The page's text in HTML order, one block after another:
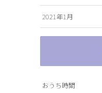
2021年1月
おうち時間